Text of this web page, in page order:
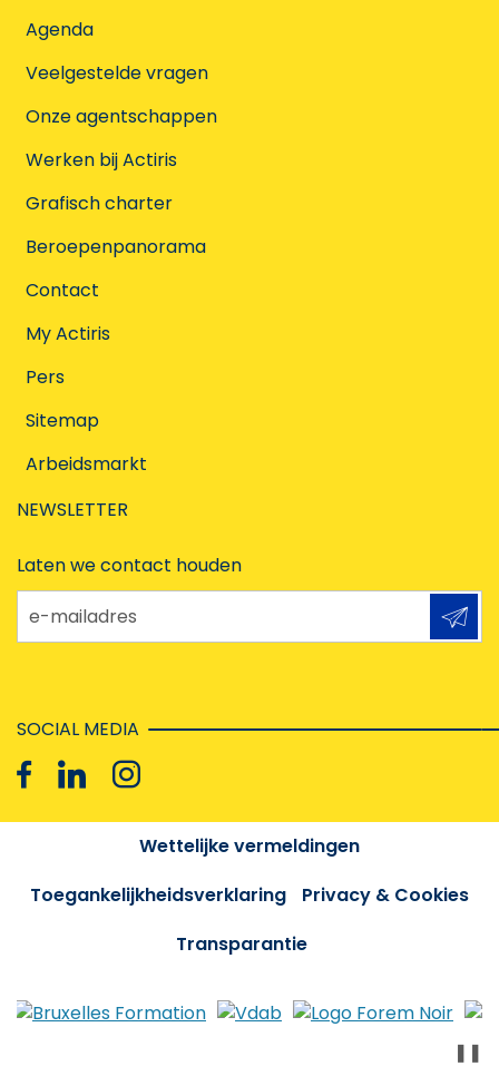
Agenda
Veelgestelde vragen
Onze agentschappen
Werken bij Actiris
Grafisch charter
Beroepenpanorama
Contact
My Actiris
Pers
Sitemap
Arbeidsmarkt
NEWSLETTER
Laten we contact houden
e-mailadres
SOCIAL MEDIA
Wettelijke vermeldingen
Toegankelijkheidsverklaring
Privacy & Cookies
Transparantie
❚❚